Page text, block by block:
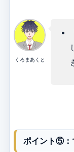
くろまあくと
ポイント⑤：